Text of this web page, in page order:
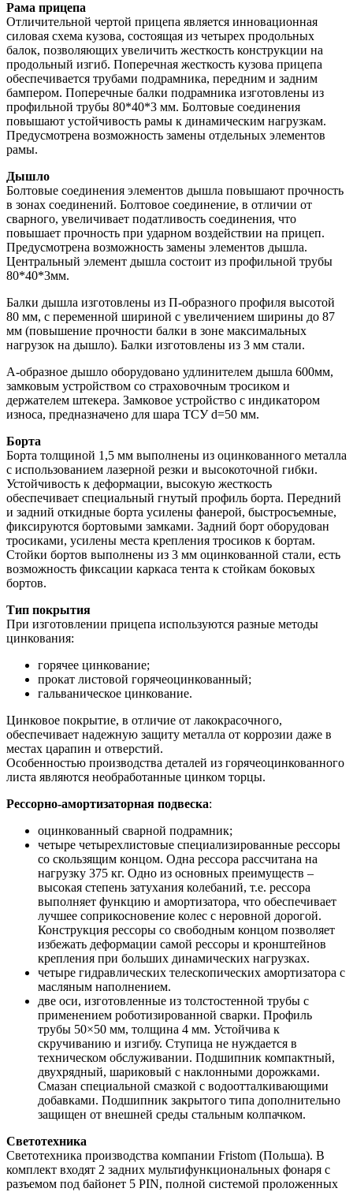
Рама прицепа
Отличительной чертой прицепа является инновационная
силовая схема кузова, состоящая из четырех продольных
балок, позволяющих увеличить жесткость конструкции на
продольный изгиб. Поперечная жесткость кузова прицепа
обеспечивается трубами подрамника, передним и задним
бампером. Поперечные балки подрамника изготовлены из
профильной трубы 80*40*3 мм. Болтовые соединения
повышают устойчивость рамы к динамическим нагрузкам.
Предусмотрена возможность замены отдельных элементов
рамы.
Дышло
Болтовые соединения элементов дышла повышают прочность
в зонах соединений. Болтовое соединение, в отличии от
сварного, увеличивает податливость соединения, что
повышает прочность при ударном воздействии на прицеп.
Предусмотрена возможность замены элементов дышла.
Центральный элемент дышла состоит из профильной трубы
80*40*3мм.
Балки дышла изготовлены из П-образного профиля высотой
80 мм, с переменной шириной с увеличением ширины до 87
мм (повышение прочности балки в зоне максимальных
нагрузок на дышло). Балки изготовлены из 3 мм стали.
А-образное дышло оборудовано удлинителем дышла 600мм,
замковым устройством со страховочным тросиком и
держателем штекера. Замковое устройство с индикатором
износа, предназначено для шара ТСУ d=50 мм.
Борта
Борта толщиной 1,5 мм выполнены из оцинкованного металла
с использованием лазерной резки и высокоточной гибки.
Устойчивость к деформации, высокую жесткость
обеспечивает специальный гнутый профиль борта. Передний
и задний откидные борта усилены фанерой, быстросъемные,
фиксируются бортовыми замками. Задний борт оборудован
тросиками, усилены места крепления тросиков к бортам.
Стойки бортов выполнены из 3 мм оцинкованной стали, есть
возможность фиксации каркаса тента к стойкам боковых
бортов.
Тип покрытия
При изготовлении прицепа используются разные методы
цинкования:
горячее цинкование;
прокат листовой горячеоцинкованный;
гальваническое цинкование.
Цинковое покрытие, в отличие от лакокрасочного,
обеспечивает надежную защиту металла от коррозии даже в
местах царапин и отверстий.
Особенностью производства деталей из горячеоцинкованного
листа являются необработанные цинком торцы.
Рессорно-амортизаторная подвеска:
оцинкованный сварной подрамник;
четыре четырехлистовые специализированные рессоры
со скользящим концом. Одна рессора рассчитана на
нагрузку 375 кг. Одно из основных преимуществ –
высокая степень затухания колебаний, т.е. рессора
выполняет функцию и амортизатора, что обеспечивает
лучшее соприкосновение колес с неровной дорогой.
Конструкция рессоры со свободным концом позволяет
избежать деформации самой рессоры и кронштейнов
крепления при больших динамических нагрузках.
четыре гидравлических телескопических амортизатора с
масляным наполнением.
две оси, изготовленные из толстостенной трубы с
применением роботизированной сварки. Профиль
трубы 50×50 мм, толщина 4 мм. Устойчива к
скручиванию и изгибу. Ступица не нуждается в
техническом обслуживании. Подшипник компактный,
двухрядный, шариковый с наклонными дорожками.
Смазан специальной смазкой с водоотталкивающими
добавками. Подшипник закрытого типа дополнительно
защищен от внешней среды стальным колпачком.
Светотехника
Светотехника производства компании Fristom (Польша). В
комплект входят 2 задних мультифункциональных фонаря с
разъемом под байонет 5 PIN, полной cистемой проложенных